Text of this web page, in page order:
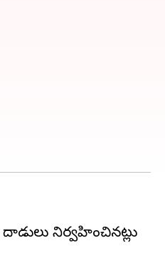
నిర్వహించినట్లు